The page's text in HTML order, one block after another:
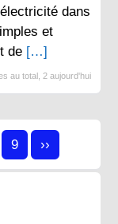
dans
et
de […]
au total, 2 aujourd'hui
9 ››